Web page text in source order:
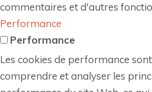
commentaires et d'autres
Performance
Performance
Les cookies de performance
comprendre et analyser les